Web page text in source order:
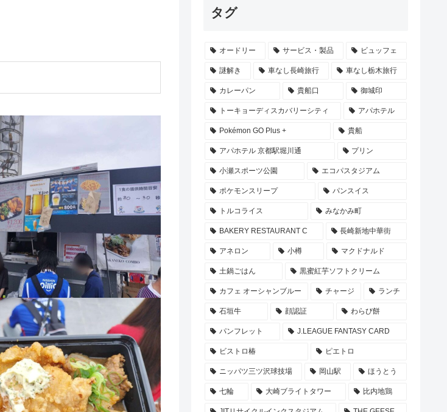
タグ
オードリー サービス・製品 ビュッフェ
謎解き 車なし長崎旅行 車なし栃木旅行
カレーパン 貴船口 御城印
トーキョーディスカバリーシティ アパホテル
Pokémon GO Plus + 貴船
アパホテル 京都駅堀川通 プリン
小瀬スポーツ公園 エコパスタジアム
ポケモンスリープ パンスイス
トルコライス みなかみ町
BAKERY RESTAURANT C 長崎新地中華街
アネロン 小樽 マクドナルド
土鍋ごはん 黒蜜紅芋ソフトクリーム
カフェ オーシャンブルー チャージ ランチ
石垣牛 顔認証 わらび餅
パンフレット J.LEAGUE FANTASY CARD
ビストロ椿 ピエトロ
ニッパツ三ツ沢球技場 岡山駅 ほうとう
七輪 大崎ブライトタワー 比内地鶏